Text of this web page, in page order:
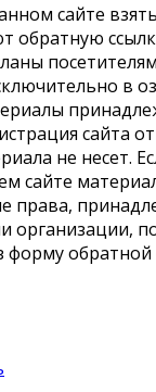
сайте
обратную
в
сайта
не несет.
сайте
права,
организации,
обратной